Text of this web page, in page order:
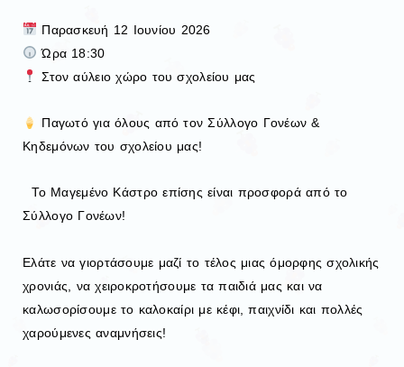
Παρασκευή 12 Ιουνίου 2026
Ώρα 18:30
Στον αύλειο χώρο του σχολείου μας
Παγωτό για όλους από τον Σύλλογο Γονέων &
Κηδεμόνων του σχολείου μας!
Το Μαγεμένο Κάστρο επίσης είναι προσφορά από το
Σύλλογο Γονέων!
Ελάτε να γιορτάσουμε μαζί το τέλος μιας όμορφης σχολικής
χρονιάς, να χειροκροτήσουμε τα παιδιά μας και να
καλωσορίσουμε το καλοκαίρι με κέφι, παιχνίδι και πολλές
χαρούμενες αναμνήσεις!